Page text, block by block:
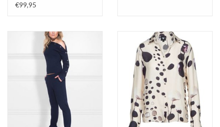
€99,95